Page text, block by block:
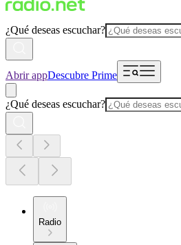
¿Qué deseas escuchar?
Abrir appDescubre Prime
¿Qué deseas escuchar?
Radio